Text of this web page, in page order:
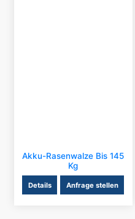
Akku-Rasenwalze Bis 145
Kg
Details Anfrage stellen